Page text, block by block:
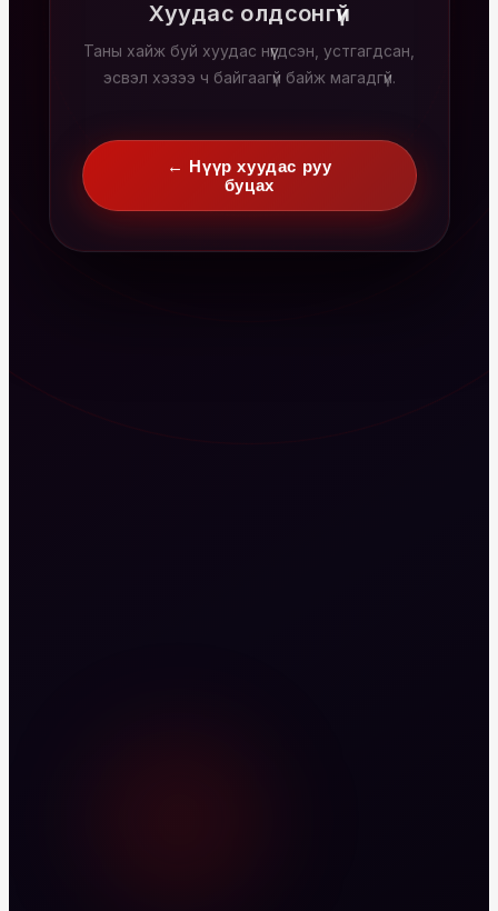
Хуудас олдсонгүй
Таны хайж буй хуудас нүүгдсэн, устгагдсан,
эсвэл хэзээ ч байгаагүй байж магадгүй.
← Нүүр хуудас руу
буцах